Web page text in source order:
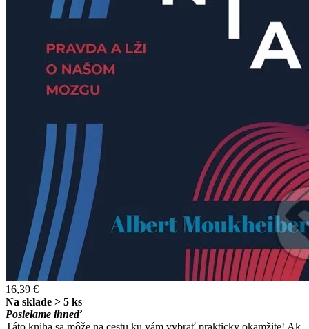
16,39 €
Na sklade > 5 ks
Posielame ihneď
Táto kniha sa môže na cestu ku vám vybrať prakticky okamžite! Ak